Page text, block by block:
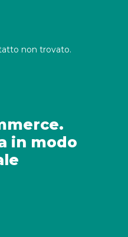
non trovato.
in modo